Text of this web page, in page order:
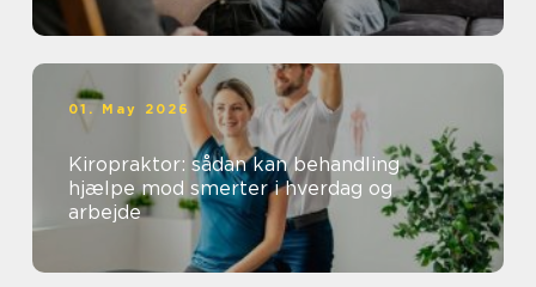
01. May 2026
Kiropraktor: sådan kan behandling
hjælpe mod smerter i hverdag og
arbejde